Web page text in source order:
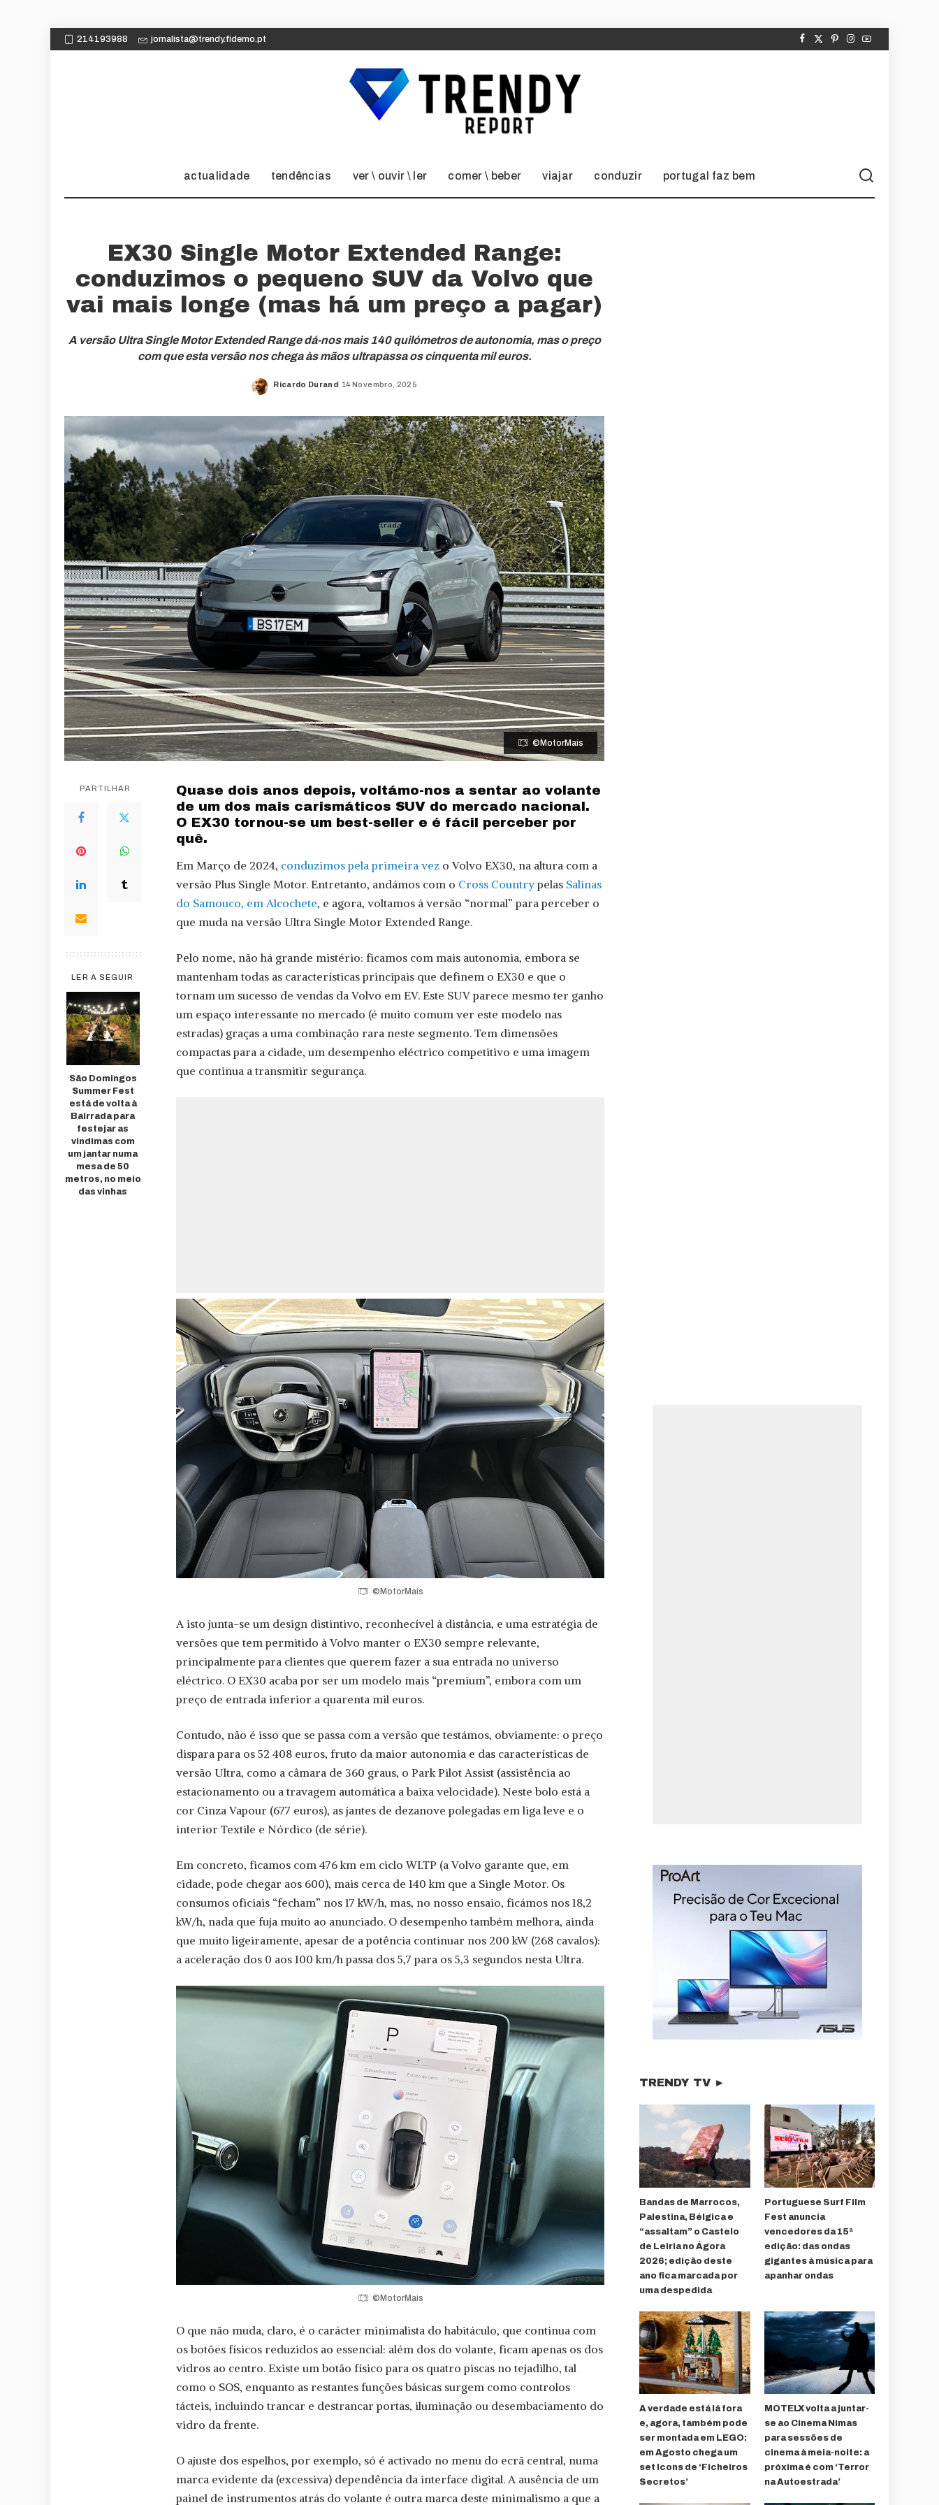
214193988 jornalista@trendy.fidemo.pt
actualidade tendências ver \ ouvir \ ler comer \ beber viajar conduzir portugal faz bem
EX30 Single Motor Extended Range:
conduzimos o pequeno SUV da Volvo que
vai mais longe (mas há um preço a pagar)
A versão Ultra Single Motor Extended Range dá-nos mais 140 quilómetros de autonomia, mas o preço
com que esta versão nos chega às mãos ultrapassa os cinquenta mil euros.
Posted
Ricardo Durand 14 Novembro, 2025
©MotorMais
PARTILHAR
LER A SEGUIR
São Domingos
Summer Fest
está de volta à
Bairrada para
festejar as
vindimas com
um jantar numa
mesa de 50
metros, no meio
das vinhas
Quase dois anos depois, voltámo-nos a sentar ao volante
de um dos mais carismáticos SUV do mercado nacional.
O EX30 tornou-se um best-seller e é fácil perceber por
quê.
Em Março de 2024, conduzimos pela primeira vez o Volvo EX30, na altura com a
versão Plus Single Motor. Entretanto, andámos com o Cross Countrypelas Salinas
do Samouco, em Alcochete, e agora, voltamos à versão “normal” para perceber o
que muda na versão Ultra Single Motor Extended Range.
Pelo nome, não há grande mistério: ficamos com mais autonomia, embora se
mantenham todas as características principais que definem o EX30 e que o
tornam um sucesso de vendas da Volvo em EV. Este SUV parece mesmo ter ganho
um espaço interessante no mercado (é muito comum ver este modelo nas
estradas) graças a uma combinação rara neste segmento. Tem dimensões
compactas para a cidade, um desempenho eléctrico competitivo e uma imagem
que continua a transmitir segurança.
©MotorMais
A isto junta-se um design distintivo, reconhecível à distância, e uma estratégia de
versões que tem permitido à Volvo manter o EX30 sempre relevante,
principalmente para clientes que querem fazer a sua entrada no universo
eléctrico. O EX30 acaba por ser um modelo mais “premium”, embora com um
preço de entrada inferior a quarenta mil euros.
Contudo, não é isso que se passa com a versão que testámos, obviamente: o preço
dispara para os 52 408 euros, fruto da maior autonomia e das características de
versão Ultra, como a câmara de 360 graus, o Park Pilot Assist (assistência ao
estacionamento ou a travagem automática a baixa velocidade). Neste bolo está a
cor Cinza Vapour (677 euros), as jantes de dezanove polegadas em liga leve e o
interior Textile e Nórdico (de série).
Em concreto, ficamos com 476 km em ciclo WLTP (a Volvo garante que, em
cidade, pode chegar aos 600), mais cerca de 140 km que a Single Motor. Os
consumos oficiais “fecham” nos 17 kW/h, mas, no nosso ensaio, ficámos nos 18,2
kW/h, nada que fuja muito ao anunciado. O desempenho também melhora, ainda
que muito ligeiramente, apesar de a potência continuar nos 200 kW (268 cavalos):
a aceleração dos 0 aos 100 km/h passa dos 5,7 para os 5,3 segundos nesta Ultra.
©MotorMais
O que não muda, claro, é o carácter minimalista do habitáculo, que continua com
os botões físicos reduzidos ao essencial: além dos do volante, ficam apenas os dos
vidros ao centro. Existe um botão físico para os quatro piscas no tejadilho, tal
como o SOS, enquanto as restantes funções básicas surgem como controlos
tácteis, incluindo trancar e destrancar portas, iluminação ou desembaciamento do
vidro da frente.
O ajuste dos espelhos, por exemplo, só é activado no menu do ecrã central, numa
marca evidente da (excessiva) dependência da interface digital. A ausência de um
painel de instrumentos atrás do volante é outra marca deste minimalismo a que a
TRENDY TV ►
Bandas de Marrocos,
Palestina, Bélgica e
“assaltam” o Castelo
de Leiria no Ágora
2026; edição deste
ano fica marcada por
uma despedida
Portuguese Surf Film
Fest anuncia
vencedores da 15ª
edição: das ondas
gigantes à música para
apanhar ondas
A verdade está lá fora
e, agora, também pode
ser montada em LEGO:
em Agosto chega um
set Icons de ‘Ficheiros
Secretos’
MOTELX volta a juntar-
se ao Cinema Nimas
para sessões de
cinema à meia-noite: a
próxima é com ‘Terror
na Autoestrada’